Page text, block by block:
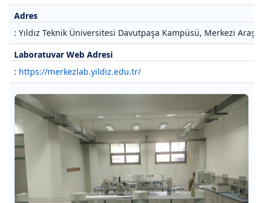
Adres
: Yıldız Teknik Üniversitesi Davutpaşa Kampüsü, Merkezi
Laboratuvar Web Adresi
: https://merkezlab.yildiz.edu.tr/